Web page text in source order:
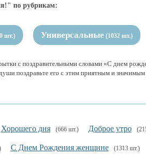
по рубрикам:
шт.) Универсальные (1032 шт.)
с поздравительными словами «С днем
поздравьте его с этим приятным и значимым
Хорошего дня (666 шт.) Доброе утро
С Днем Рождения женщине (1313 шт.)